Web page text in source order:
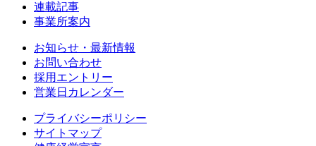
連載記事
事業所案内
お知らせ・最新情報
お問い合わせ
採用エントリー
営業日カレンダー
プライバシーポリシー
サイトマップ